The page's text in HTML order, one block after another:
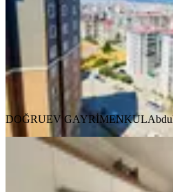
5+1 ·210 m²·9.
5.500.000 ₺
DOĞRUEV GAYRİMENKUL
DOĞRUEV GAYRİMENKUL
Çetin
Yakın Satılık